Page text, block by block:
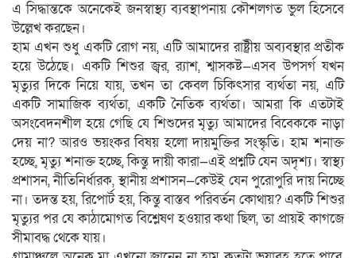
এ সিদ্ধান্তকে অনেকেই জনস্বাস্থ্য ব্যবস্থাপনায় কৌশলগত ভুল হিসেবে
উল্লেখ করছেন।
হাম এখন শুধু একটি রোগ নয়, এটি আমাদের রাষ্ট্রীয় অব্যবস্থার প্রতীক
হয়ে উঠেছে। একটি শিশুর জ্বর, র‍্যাশ, শ্বাসকষ্ট—এসব উপসর্গ যখন
মৃত্যুর দিকে নিয়ে যায়, তখন তা কেবল চিকিৎসার ব্যর্থতা নয়, এটি
একটি সামাজিক ব্যর্থতা, একটি নৈতিক ব্যর্থতা। আমরা কি এতটাই
অসংবেদনশীল হয়ে গেছি যে শিশুদের মৃত্যু আমাদের বিবেককে নাড়া
দেয় না? আরও ভয়ংকর বিষয় হলো দায়মুক্তির সংস্কৃতি। হাম শনাক্ত
হচ্ছে, মৃত্যু শনাক্ত হচ্ছে, কিন্তু দায়ী কারা—এই প্রশ্নটি যেন অদৃশ্য। স্বাস্থ্য
প্রশাসন, নীতিনির্ধারক, স্থানীয় প্রশাসন—কেউই যেন পুরোপুরি দায় নিচ্ছে
না। তদন্ত হয়, রিপোর্ট হয়, কিন্তু বাস্তব পরিবর্তন কোথায়? একটি শিশুর
মৃত্যুর পর যে কাঠামোগত বিশ্লেষণ হওয়ার কথা ছিল, তা প্রায়ই কাগজে
সীমাবদ্ধ থেকে যায়।